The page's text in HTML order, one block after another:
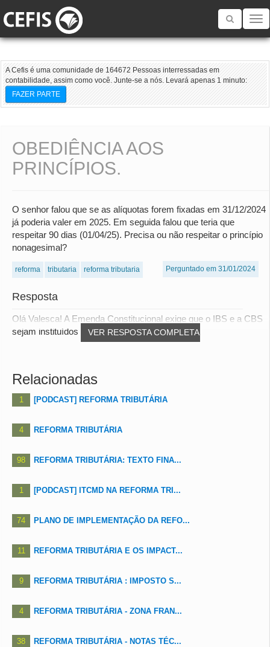
Toggle
A Cefis é uma comunidade de 164672 Pessoas interressadas em
contabilidade, assim como você. Junte-se a nós. Levará apenas 1 minuto:
FAZER PARTE
OBEDIÊNCIA AOS
PRINCÍPIOS.
O senhor falou que se as alíquotas forem fixadas em 31/12/2024
já poderia valer em 2025. Em seguida falou que teria que
respeitar 90 dias (01/04/25). Precisa ou não respeitar o princípio
nonagesimal?
reforma tributaria reforma tributaria Perguntado em 31/01/2024
Resposta
VER RESPOSTA COMPLETA
Olá Valesca! A Emenda Constitucional exige que o IBS e a CBS
sejam instituídos no ano anterior ao d...
Relacionadas
1 [PODCAST] REFORMA TRIBUTÁRIA
4 REFORMA TRIBUTÁRIA
98 REFORMA TRIBUTÁRIA: TEXTO FINA...
1 [PODCAST] ITCMD NA REFORMA TRI...
74 PLANO DE IMPLEMENTAÇÃO DA REFO...
11 REFORMA TRIBUTÁRIA E OS IMPACT...
9 REFORMA TRIBUTÁRIA : IMPOSTO S...
4 REFORMA TRIBUTÁRIA - ZONA FRAN...
38 REFORMA TRIBUTÁRIA - NOTAS TÉC...